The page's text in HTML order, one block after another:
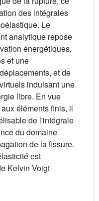
des intégrales
Le
analytique repose
énergétiques,
et une
et de
induisant une
libre. En vue
éléments finis, il
de l'intégrale
du domaine
de la fissure.
est
Kelvin Voigt